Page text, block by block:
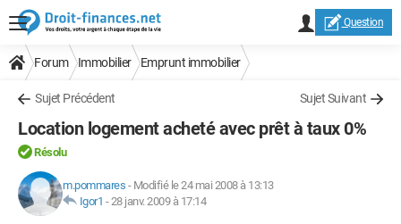
Question
Forum Immobilier Emprunt immobilier
Sujet Précédent Sujet Suivant
Location logement acheté avec prêt à taux 0%
Résolu
m.pommares - Modifié le 24 mai 2008 à 13:13
Igor1 -28 janv. 2009 à 17:14